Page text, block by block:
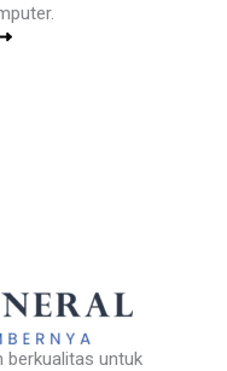
berkualitas untuk